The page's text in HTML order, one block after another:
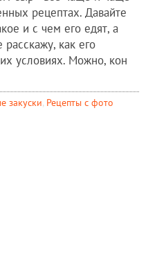
рецептах. Давайте
и с чем его едят, а
как его
условиях. Можно, кон
закуски, Рецепты c фото